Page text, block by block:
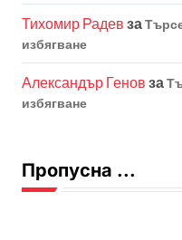
Тихомир Радев за
избягване
Александър Генов за
избягване
Пропусна ...